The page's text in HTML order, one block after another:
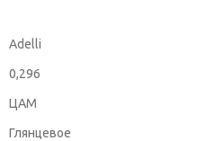
Adelli
0,296
ЦАМ
Глянцевое